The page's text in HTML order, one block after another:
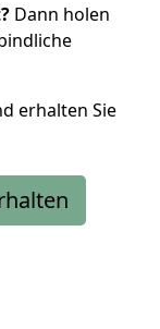
Dann holen
erhalten Sie